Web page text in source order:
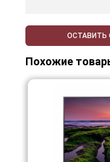
ОСТАВИТЬ
Похожие